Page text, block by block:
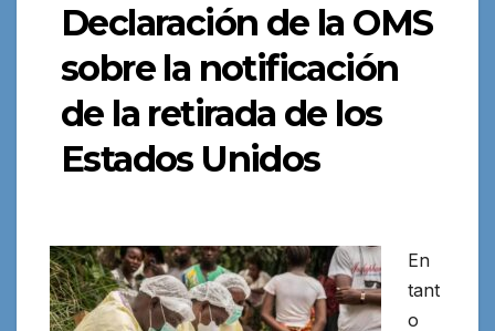
Declaración de la OMS
sobre la notificación
de la retirada de los
Estados Unidos
En
tant
o